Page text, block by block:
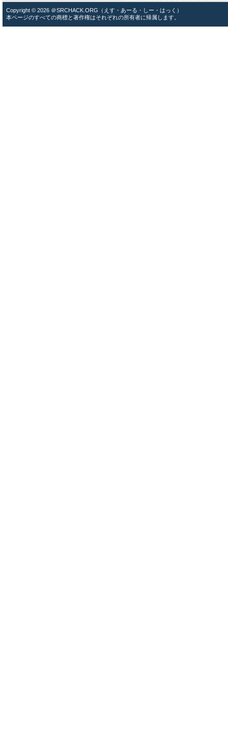
Copyright © 2026 ＠SRCHACK.ORG（えす・あーる・しー・はっく）
本ページのすべての商標と著作権はそれぞれの所有者に帰属します。